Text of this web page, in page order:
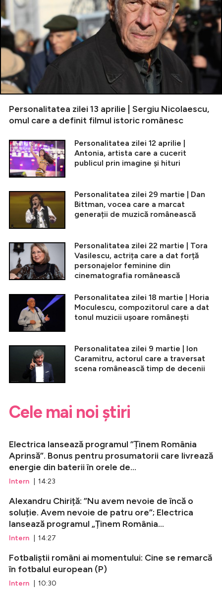
Personalitatea zilei 13 aprilie | Sergiu Nicolaescu,
omul care a definit filmul istoric românesc
Personalitatea zilei 12 aprilie |
Antonia, artista care a cucerit
publicul prin imagine și hituri
Personalitatea zilei 29 martie | Dan
Bittman, vocea care a marcat
generații de muzică românească
Personalitatea zilei 22 martie | Tora
Vasilescu, actrița care a dat forță
personajelor feminine din
cinematografia românească
Personalitatea zilei 18 martie | Horia
Moculescu, compozitorul care a dat
tonul muzicii ușoare românești
Personalitatea zilei 9 martie | Ion
Caramitru, actorul care a traversat
scena românească timp de decenii
Cele mai noi știri
Electrica lansează programul ”Ținem România
Aprinsă”. Bonus pentru prosumatorii care livrează
energie din baterii în orele de...
Intern | 14:23
Alexandru Chiriță: ”Nu avem nevoie de încă o
soluție. Avem nevoie de patru ore”; Electrica
lansează programul „Ținem România...
Intern | 14:27
Fotbaliștii români ai momentului: Cine se remarcă
în fotbalul european (P)
Intern | 10:30